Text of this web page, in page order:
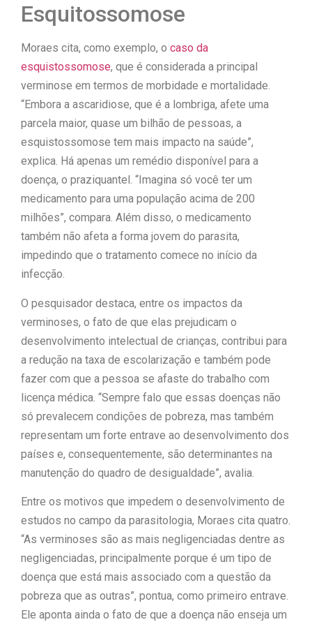
Esquitossomose
Moraes cita, como exemplo, o caso da
esquistossomose, que é considerada a principal
verminose em termos de morbidade e mortalidade.
“Embora a ascaridiose, que é a lombriga, afete uma
parcela maior, quase um bilhão de pessoas, a
esquistossomose tem mais impacto na saúde”,
explica. Há apenas um remédio disponível para a
doença, o praziquantel. “Imagina só você ter um
medicamento para uma população acima de 200
milhões”, compara. Além disso, o medicamento
também não afeta a forma jovem do parasita,
impedindo que o tratamento comece no início da
infecção.
O pesquisador destaca, entre os impactos da
verminoses, o fato de que elas prejudicam o
desenvolvimento intelectual de crianças, contribui para
a redução na taxa de escolarização e também pode
fazer com que a pessoa se afaste do trabalho com
licença médica. “Sempre falo que essas doenças não
só prevalecem condições de pobreza, mas também
representam um forte entrave ao desenvolvimento dos
países e, consequentemente, são determinantes na
manutenção do quadro de desigualdade”, avalia.
Entre os motivos que impedem o desenvolvimento de
estudos no campo da parasitologia, Moraes cita quatro.
“As verminoses são as mais negligenciadas dentre as
negligenciadas, principalmente porque é um tipo de
doença que está mais associado com a questão da
pobreza que as outras”, pontua, como primeiro entrave.
Ele aponta ainda o fato de que a doença não enseja um